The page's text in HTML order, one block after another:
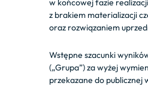
w końcowej fazie
z brakiem materializacji
oraz rozwiązaniem
Wstępne szacunki
(„Grupa”) za wyżej
przekazane do publicznej